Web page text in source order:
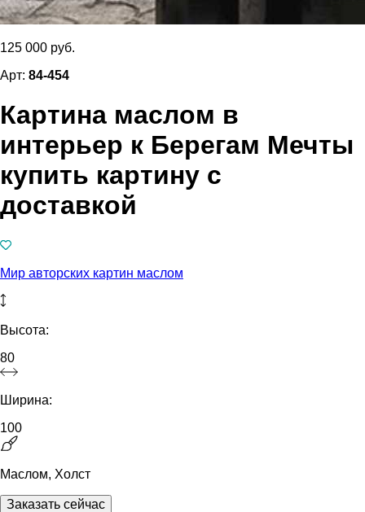
125 000 руб.
Арт: 84-454
Картина маслом в
интерьер к Берегам Мечты
купить картину с
доставкой
Мир авторских картин маслом
Высота:
80
Ширина:
100
Маслом, Холст
Заказать сейчас